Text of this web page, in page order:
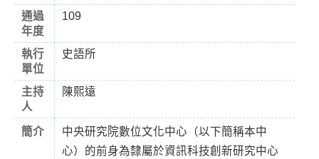
通過
年度
109
執行
單位
史語所
主持
人
陳熙遠
簡介
中央研究院數位文化中心（以下簡稱本中
心）的前身為隸屬於資訊科技創新研究中心